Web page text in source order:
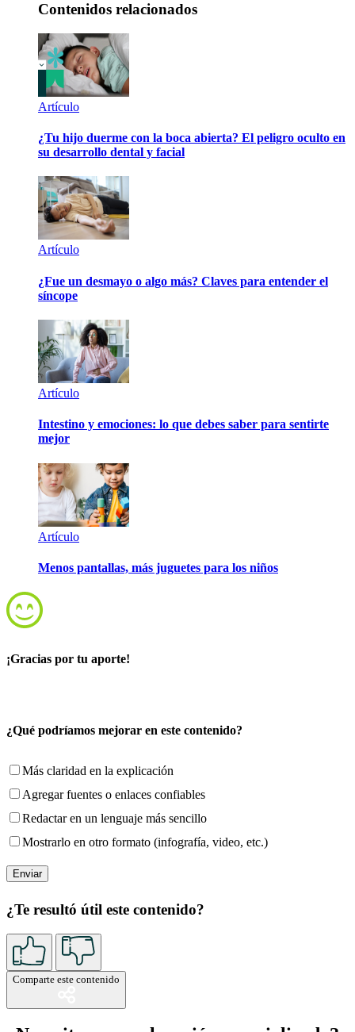
Contenidos relacionados
Artículo
¿Tu hijo duerme con la boca abierta? El peligro oculto en
su desarrollo dental y facial
Artículo
¿Fue un desmayo o algo más? Claves para entender el
síncope
Artículo
Intestino y emociones: lo que debes saber para sentirte
mejor
Artículo
Menos pantallas, más juguetes para los niños
¡Gracias por tu aporte!
¿Qué podríamos mejorar en este contenido?
Más claridad en la explicación
Agregar fuentes o enlaces confiables
Redactar en un lenguaje más sencillo
Mostrarlo en otro formato (infografía, video, etc.)
¿Te resultó útil este contenido?
Comparte este contenido